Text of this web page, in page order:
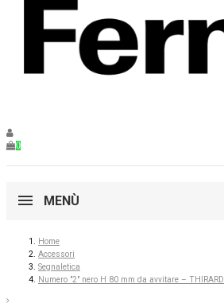
0
MENÙ
Home
Accessori
Segnaletica
Numero "2" nero H 80 mm da avvitare – THIRARD